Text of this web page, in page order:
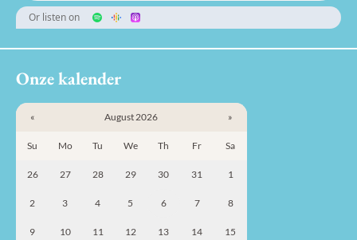
Or listen on
Onze kalender
« August 2026 »
Su Mo Tu We Th Fr Sa
26 27 28 29 30 31 1
2 3 4 5 6 7 8
9 10 11 12 13 14 15